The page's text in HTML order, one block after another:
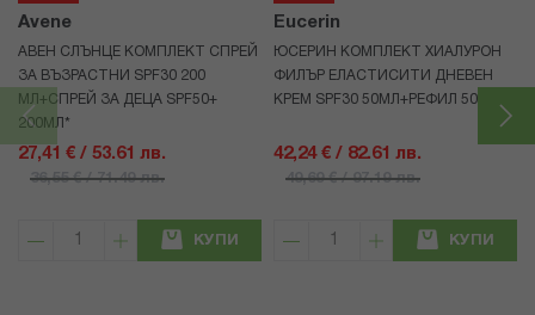
Avene
АВЕН СЛЪНЦЕ КОМПЛЕКТ СПРЕЙ
ЗА ВЪЗРАСТНИ SPF30 200
МЛ+СПРЕЙ ЗА ДЕЦА SPF50+
200МЛ*
27,41 € / 53.61 лв.
36,55 € / 71.49 лв.
КУПИ
Eucerin
ЮСЕРИН КОМПЛЕКТ ХИАЛУРОН
ФИЛЪР ЕЛАСТИСИТИ ДНЕВЕН
КРЕМ SPF30 50МЛ+РЕФИЛ 50МЛ
42,24 € / 82.61 лв.
49,69 € / 97.19 лв.
КУПИ